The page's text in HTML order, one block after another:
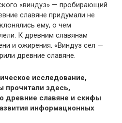
«виндуз» — пробирающий
славяне придумали не
ему, о чем
К древним славянам
и ожирения. «Виндуз сел —
древние славяне.
исследование,
прочитали здесь,
древние славяне и скифы
информационных